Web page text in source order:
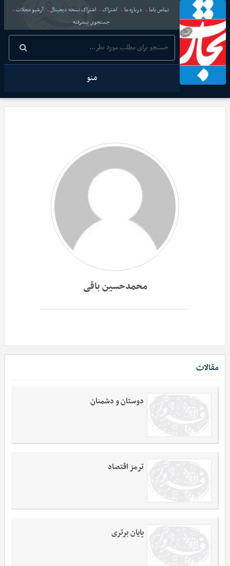
تماس باما درباره ما اشتراک اشتراک نسخه دیجیتال
آرشیو مجلات
جستجوی پیشرفته
منو
محمدحسین باقی
مقالات
دوستان و دشمنان
ترمز اقتصاد
پایان برتری